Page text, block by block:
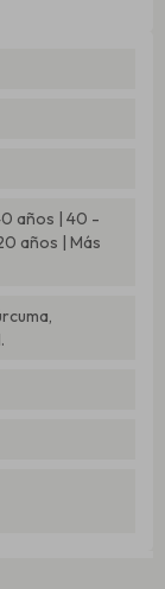
años | 40 -
años | Más